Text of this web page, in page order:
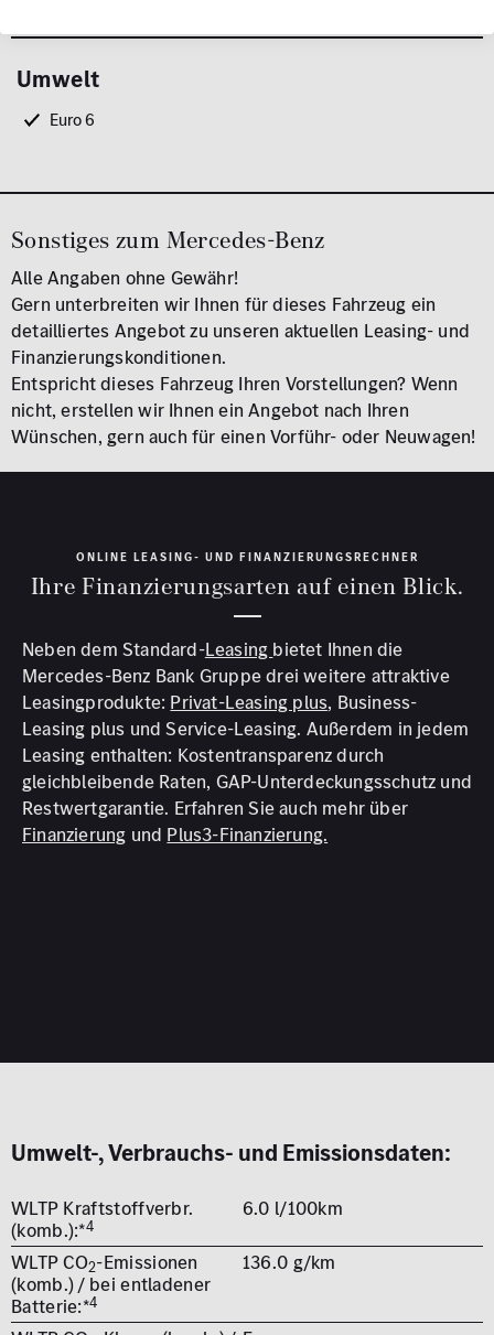
Umwelt
Euro 6
Sonstiges zum Mercedes-Benz
Alle Angaben ohne Gewähr!
Gern unterbreiten wir Ihnen für dieses Fahrzeug ein
detailliertes Angebot zu unseren aktuellen Leasing- und
Finanzierungskonditionen.
Entspricht dieses Fahrzeug Ihren Vorstellungen? Wenn
nicht, erstellen wir Ihnen ein Angebot nach Ihren
Wünschen, gern auch für einen Vorführ- oder Neuwagen!
ONLINE LEASING- UND FINANZIERUNGSRECHNER
Ihre Finanzierungsarten auf einen Blick.
Neben dem Standard-Leasing bietet Ihnen die
Mercedes-Benz Bank Gruppe drei weitere attraktive
Leasingprodukte: Privat-Leasing plus, Business-
Leasing plus und Service-Leasing. Außerdem in jedem
Leasing enthalten: Kostentransparenz durch
gleichbleibende Raten, GAP-Unterdeckungsschutz und
Restwertgarantie. Erfahren Sie auch mehr über
Finanzierung und Plus3-Finanzierung.
Umwelt-, Verbrauchs- und Emissionsdaten:
WLTP Kraftstoffverbr.
(komb.):*4
6.0 l/100km
WLTP CO2-Emissionen
(komb.) / bei entladener
Batterie:*4
136.0 g/km